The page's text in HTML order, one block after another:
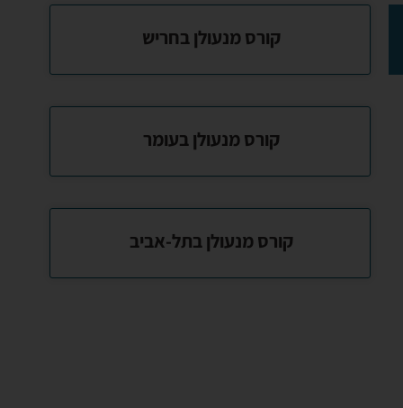
קורס מנעולן בחריש
קורס מנעולן בעומר
קורס מנעולן בתל-אביב